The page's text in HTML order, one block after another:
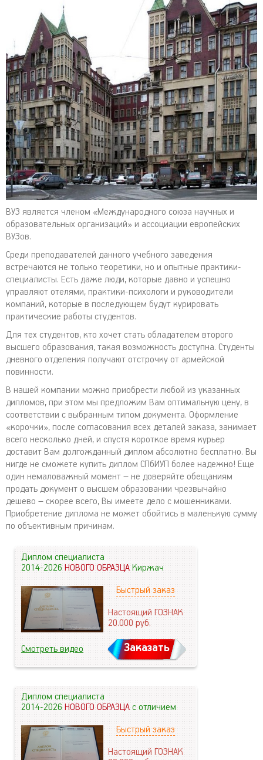
ВУЗ является членом «Международного союза научных и
образовательных организаций» и ассоциации европейских
ВУЗов.
Среди преподавателей данного учебного заведения
встречаются не только теоретики, но и опытные практики-
специалисты. Есть даже люди, которые давно и успешно
управляют отелями, практики-психологи и руководители
компаний, которые в последующем будут курировать
практические работы студентов.
Для тех студентов, кто хочет стать обладателем второго
высшего образования, такая возможность доступна. Студенты
дневного отделения получают отстрочку от армейской
повинности.
В нашей компании можно приобрести любой из указанных
дипломов, при этом мы предложим Вам оптимальную цену, в
соответствии с выбранным типом документа. Оформление
«корочки», после согласования всех деталей заказа, занимает
всего несколько дней, и спустя короткое время курьер
доставит Вам долгожданный диплом абсолютно бесплатно. Вы
нигде не сможете купить диплом СПбИУП более надежно! Еще
один немаловажный момент – не доверяйте обещаниям
продать документ о высшем образовании чрезвычайно
дешево – скорее всего, Вы имеете дело с мошенниками.
Приобретение диплома не может обойтись в маленькую сумму
по объективным причинам.
Диплом специалиста
2014-2026НОВОГО ОБРАЗЦАКиржач
Быстрый заказ
Настоящий ГОЗНАК
20.000руб.
Смотреть видео Заказать
Диплом специалиста
2014-2026НОВОГО ОБРАЗЦАс отличием
Быстрый заказ
Настоящий ГОЗНАК